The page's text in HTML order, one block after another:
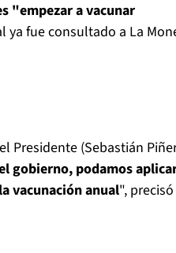
"empezar a vacunar
ya fue consultado a La
Presidente (Sebastián
gobierno, podamos
vacunación anual", precisó